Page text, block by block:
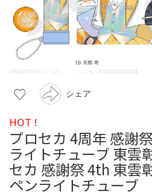
シェア
HOT !
プロセカ 4周年 感謝
ライトチューブ 東雲
セカ 感謝祭 4th 東雲
ペンライトチューブ